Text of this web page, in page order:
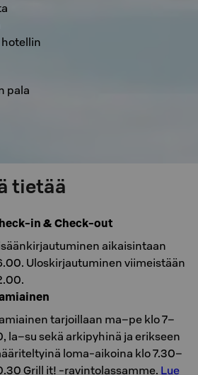
pala
tietää
in & Check-out
aikaisintaan
Uloskirjautuminen viimeistään
tarjoillaan ma–pe klo 7–
la–su sekä arkipyhinä ja erikseen
loma-aikoina klo 7.30–
Grill it! -ravintolassamme. Lue